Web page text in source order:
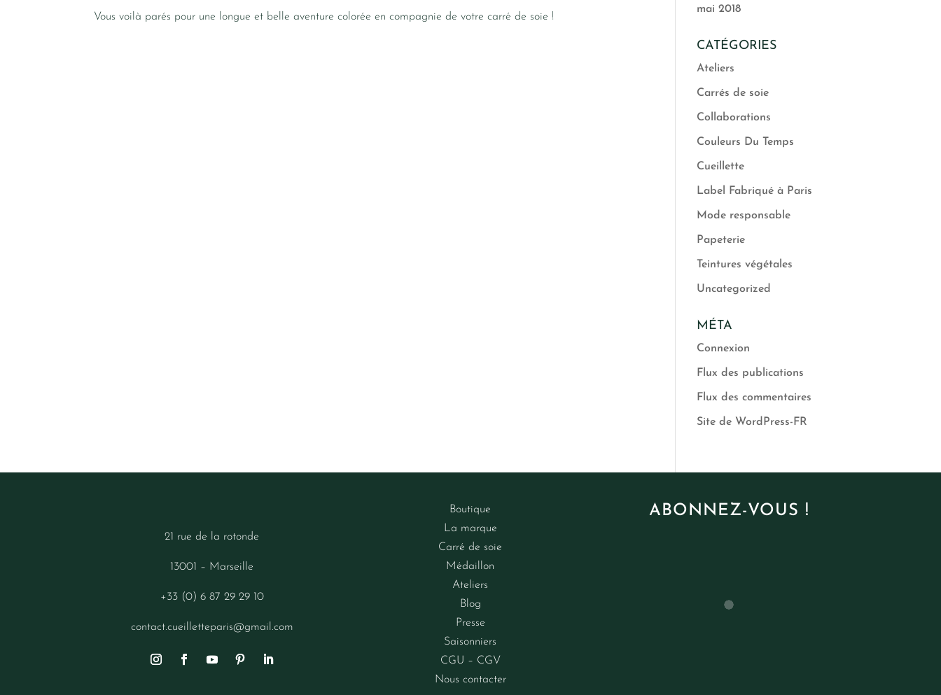
Vous voilà parés pour une longue et belle aventure colorée en compagnie de votre carré de soie !
mai 2018
CATÉGORIES
Ateliers
Carrés de soie
Collaborations
Couleurs Du Temps
Cueillette
Label Fabriqué à Paris
Mode responsable
Papeterie
Teintures végétales
Uncategorized
MÉTA
Connexion
Flux des publications
Flux des commentaires
Site de WordPress-FR
21 rue de la rotonde
13001 – Marseille
+33 (0) 6 87 29 29 10
contact.cueilletteparis@gmail.com
Boutique
La marque
Carré de soie
Médaillon
Ateliers
Blog
Presse
Saisonniers
CGU – CGV
Nous contacter
ABONNEZ-VOUS !